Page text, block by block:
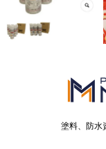
塗料、防水